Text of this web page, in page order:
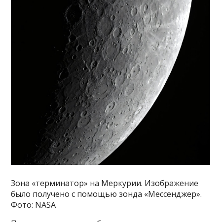
Зона «терминатор» на Меркурии. Изображение
было получено с помощью зонда «Мессенджер».
Фото: NASA